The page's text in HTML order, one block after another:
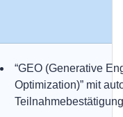
“GEO (Generative
Optimization)” mit